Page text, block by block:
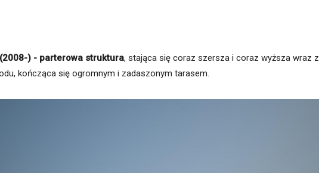
) - parterowa struktura, stająca się coraz szersza i coraz wyższa wraz z
kończąca się ogromnym i zadaszonym tarasem.